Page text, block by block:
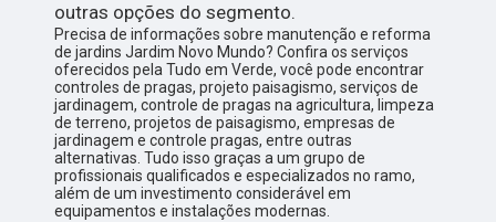
outras opções do segmento.
Precisa de informações sobre manutenção e reforma
de jardins Jardim Novo Mundo? Confira os serviços
oferecidos pela Tudo em Verde, você pode encontrar
controles de pragas, projeto paisagismo, serviços de
jardinagem, controle de pragas na agricultura, limpeza
de terreno, projetos de paisagismo, empresas de
jardinagem e controle pragas, entre outras
alternativas. Tudo isso graças a um grupo de
profissionais qualificados e especializados no ramo,
além de um investimento considerável em
equipamentos e instalações modernas.